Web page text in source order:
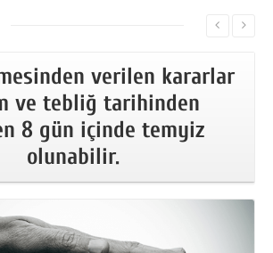
verilen kararlar
ve tebliğ tarihinden
8 gün içinde temyiz
olunabilir.